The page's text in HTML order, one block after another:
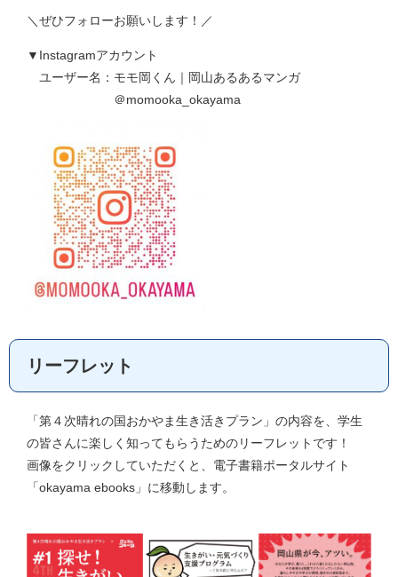
＼ぜひフォローお願いします！／
▼Instagramアカウント
ユーザー名：モモ岡くん｜岡山あるあるマンガ
＠momooka_okayama
リーフレット
「第４次晴れの国おかやま生き活きプラン」の内容を、学生
の皆さんに楽しく知ってもらうためのリーフレットです！
画像をクリックしていただくと、電子書籍ポータルサイト
「okayama ebooks」に移動します。